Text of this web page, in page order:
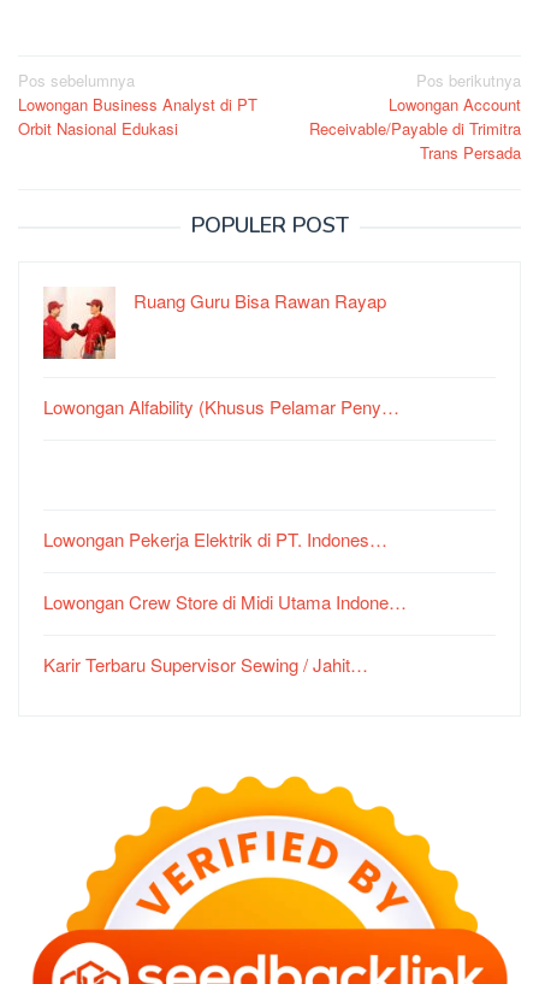
Navigasi
pos
Pos sebelumnya
Lowongan Business Analyst di PT
Orbit Nasional Edukasi
Pos berikutnya
Lowongan Account
Receivable/Payable di Trimitra
Trans Persada
POPULER POST
Ruang Guru Bisa Rawan Rayap
Lowongan Alfability (Khusus Pelamar Peny…
Lowongan Pekerja Elektrik di PT. Indones…
Lowongan Crew Store di Midi Utama Indone…
Karir Terbaru Supervisor Sewing / Jahit…